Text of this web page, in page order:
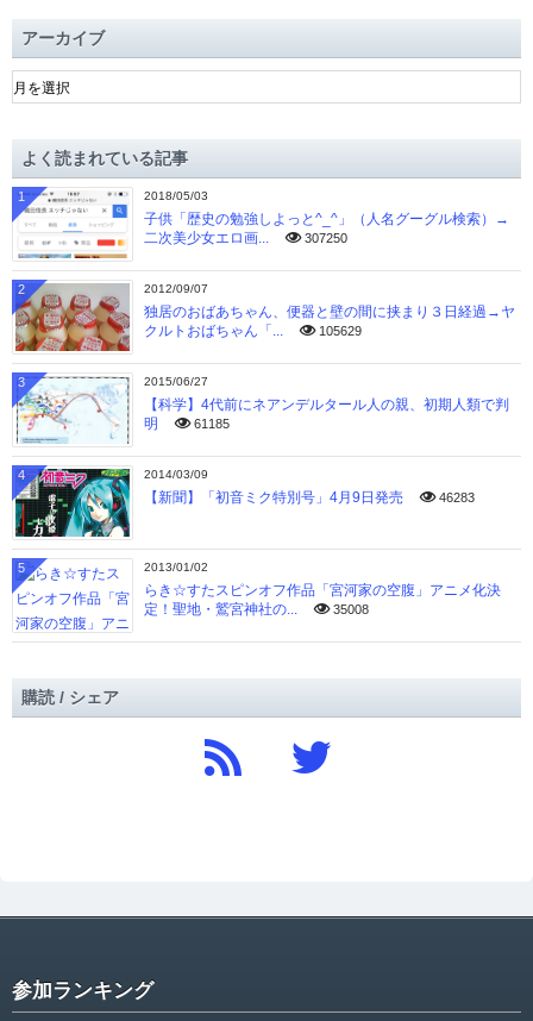
アーカイブ
ア
ー
ブよく読まれている記事
2018/05/03
子供「歴史の勉強しよっと^_^」（人名グーグル検索）→
二次美少女エロ画...
307250
1
2012/09/07
独居のおばあちゃん、便器と壁の間に挟まり３日経過→ヤ
クルトおばちゃん「...
105629
2
2015/06/27
【科学】4代前にネアンデルタール人の親、初期人類で判
明
61185
3
2014/03/09
【新聞】「初音ミク特別号」4月9日発売 46283
4
2013/01/02
らき☆すたスピンオフ作品「宮河家の空腹」アニメ化決
定！聖地・鷲宮神社の...
35008
5
購読 / シェア
参加ランキング